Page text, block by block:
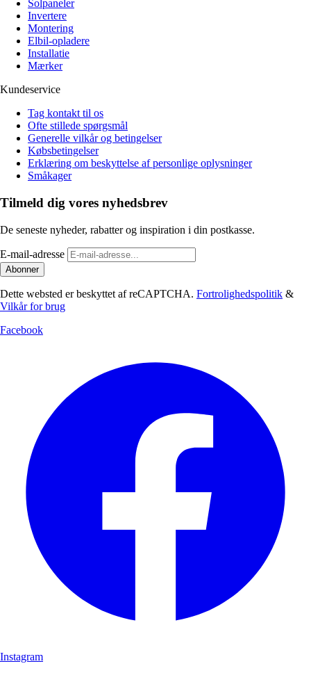
Solpaneler
Invertere
Montering
Elbil-opladere
Installatie
Mærker
Kundeservice
Tag kontakt til os
Ofte stillede spørgsmål
Generelle vilkår og betingelser
Købsbetingelser
Erklæring om beskyttelse af personlige oplysninger
Småkager
Tilmeld dig vores nyhedsbrev
De seneste nyheder, rabatter og inspiration i din postkasse.
E-mail-adresse
Abonner
Dette websted er beskyttet af reCAPTCHA. Fortrolighedspolitik &
Vilkår for brug
Facebook
Instagram